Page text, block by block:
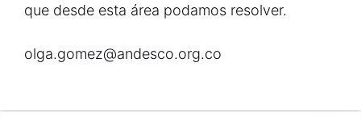
que desde esta área podamos resolver.
olga.gomez@andesco.org.co